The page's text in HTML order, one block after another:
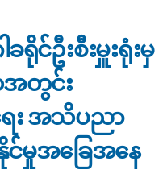
ဦးစီးမှူးရုံးမှ ၂၀၂၆ ခုနှစ်၊ ဇူလိုင်လ
ြင်း ဆောင်ရွက်နိုင်မှုအခြေအနေ
ရိုင်ဦးစီးမှူးရုံးမှ
အတွင်း
း အသိပညာ
င်မှုအခြေအနေ